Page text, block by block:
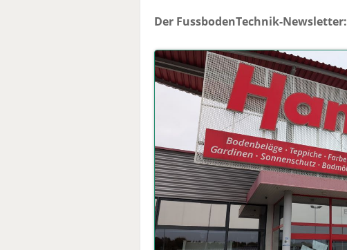
Der FussbodenTechnik-Newsletter: